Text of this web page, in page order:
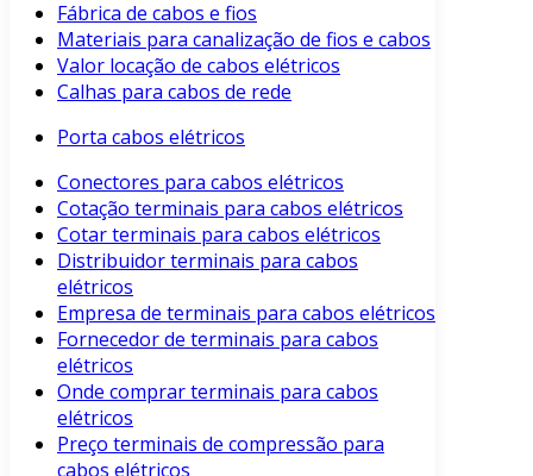
Fábrica de cabos e fios
Materiais para canalização de fios e cabos
Valor locação de cabos elétricos
Calhas para cabos de rede
Porta cabos elétricos
Conectores para cabos elétricos
Cotação terminais para cabos elétricos
Cotar terminais para cabos elétricos
Distribuidor terminais para cabos
elétricos
Empresa de terminais para cabos elétricos
Fornecedor de terminais para cabos
elétricos
Onde comprar terminais para cabos
elétricos
Preço terminais de compressão para
cabos elétricos